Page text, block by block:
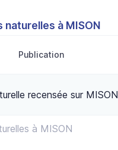
à MISON
à MISON
Publication
recensée sur MISON